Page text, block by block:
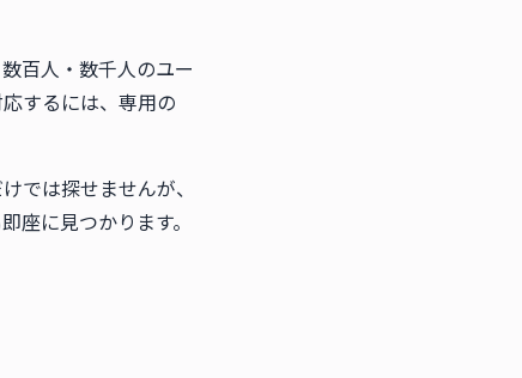
百人・数千人のユー
するには、専用の
では探せませんが、
座に見つかります。